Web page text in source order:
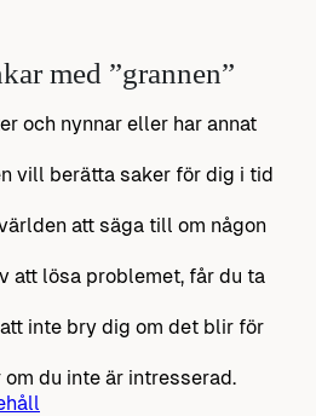
med ”grannen”
och nynnar eller har annat
vill berätta saker för dig i tid
att säga till om någon
att lösa problemet, får du ta
inte bry dig om det blir för
du inte är intresserad.